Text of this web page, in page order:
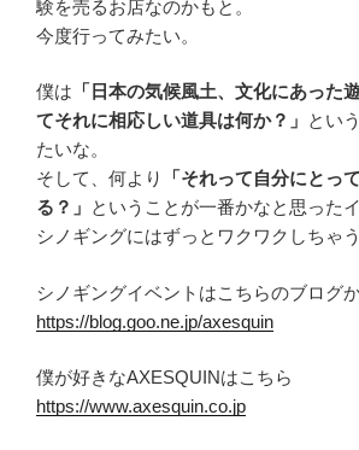
験を売るお店なのかもと。
今度行ってみたい。
僕は 「日本の気候風土、文化にあった
てそれに相応しい道具は何か？」 とい
たいな。
そして、何より
「それって自分にとっ
る？」 ということが一番かなと思った
シノギングにはずっとワクワクしちゃ
シノギングイベントはこちらのブログ
https://blog.goo.ne.jp/axesquin
僕が好きなAXESQUINはこちら
https://www.axesquin.co.jp